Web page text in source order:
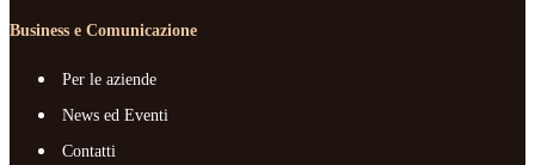
Business e Comunicazione
Per le aziende
News ed Eventi
Contatti